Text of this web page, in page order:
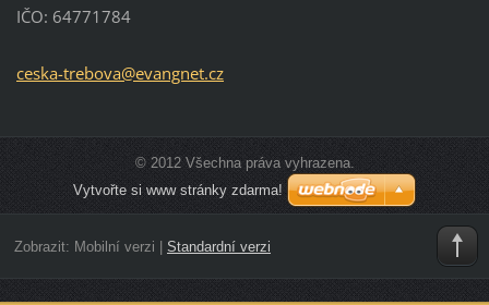
IČO: 64771784
ceska-trebova@evangnet.cz
© 2012 Všechna práva vyhrazena.
Vytvořte si www stránky zdarma!
Zobrazit: Mobilní verzi Standardní verzi